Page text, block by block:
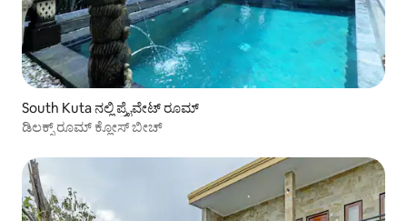
South Kuta ನಲ್ಲಿ ಪ್ರೈವೇಟ್ ರೂಮ್
ಡಿಲಕ್ಸ್ ರೂಮ್ ಕ್ಲೋಸ್ ಬೀಚ್